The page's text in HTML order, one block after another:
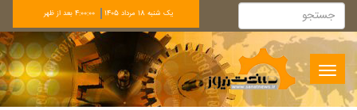
يک شنبه 18 مرداد 1405 4:00:01 بعد از ظهر
Toggle
navigation